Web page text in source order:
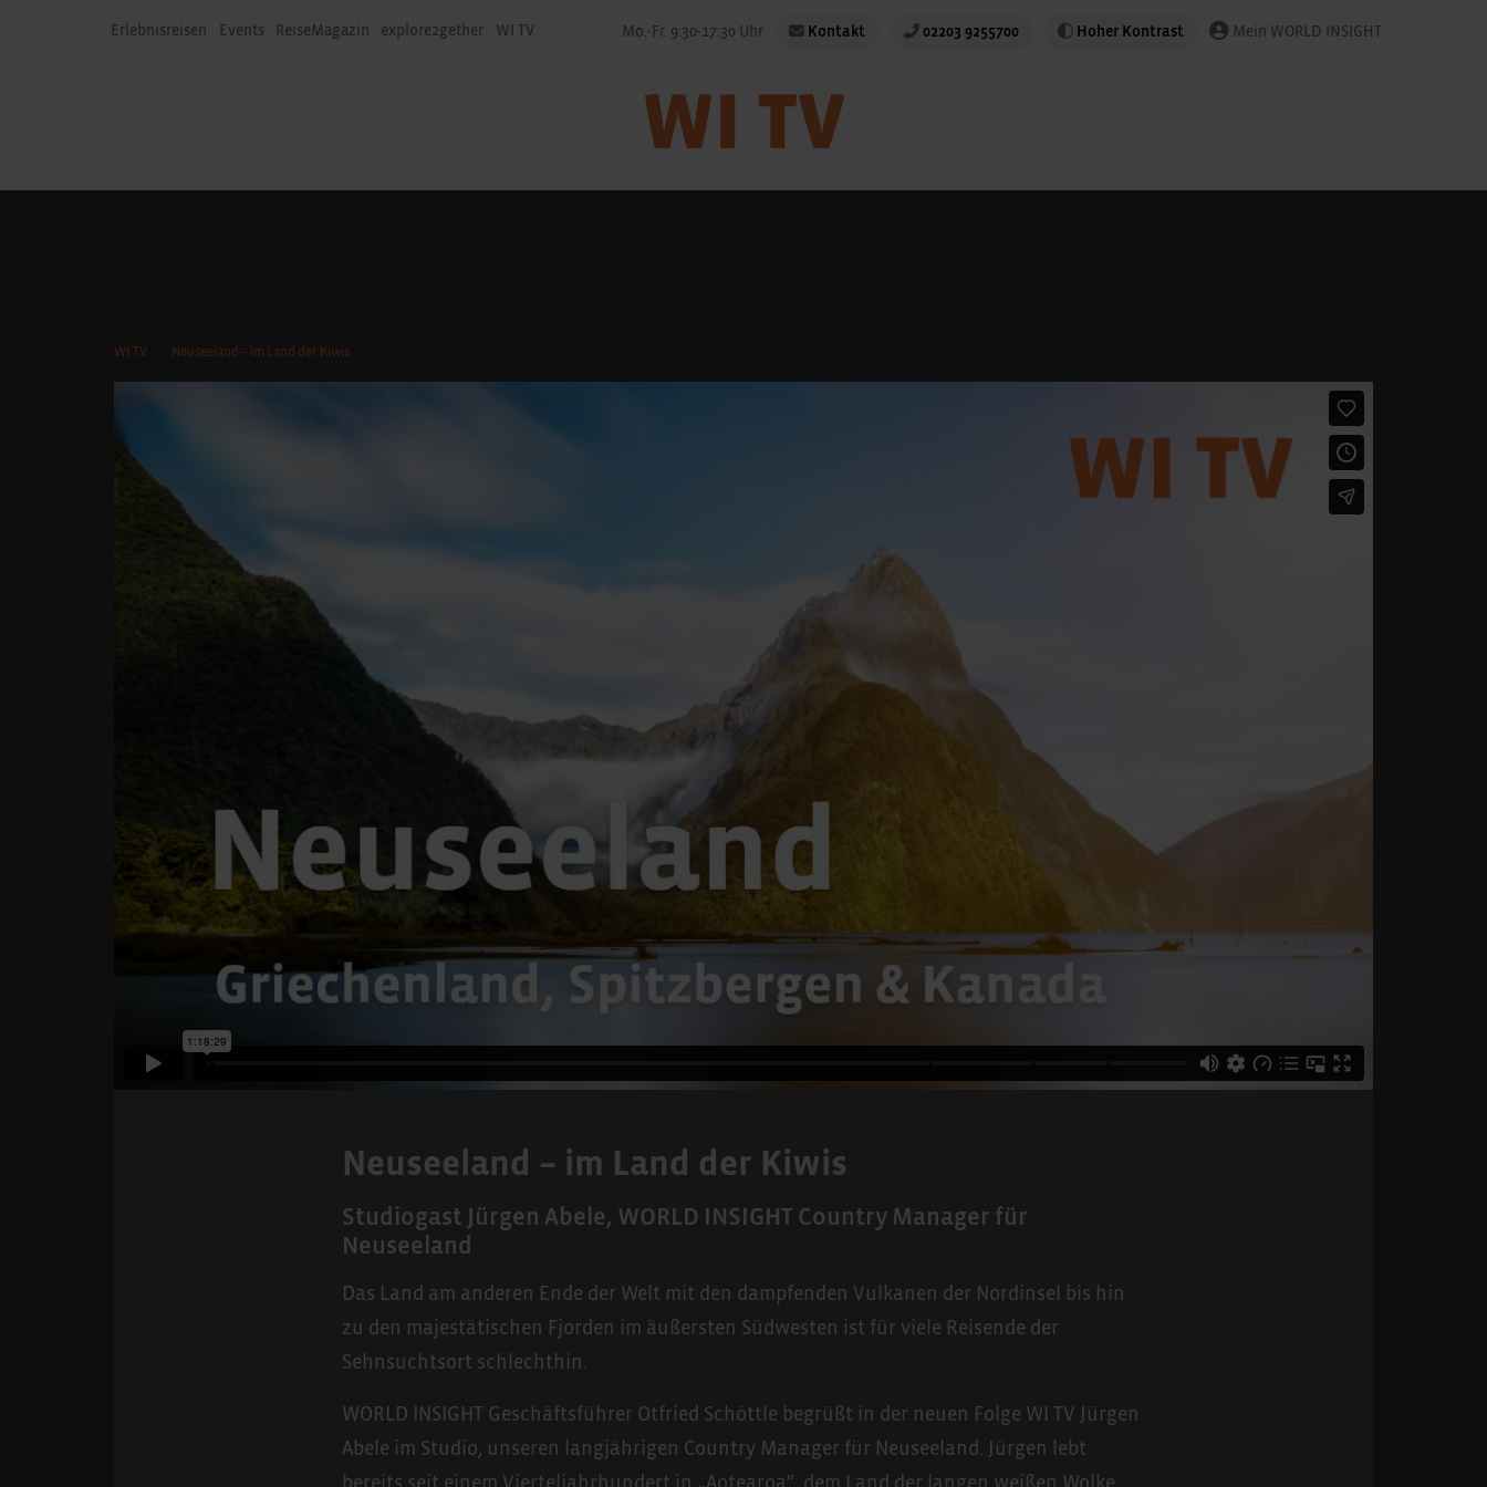
Erlebnisreisen Events ReiseMagazin explore2gether WI TV Mo.-Fr. 9:30-17:30 Uhr Kontakt 02203 9255700 Hoher Kontrast Mein WORLD INSIGHT
WI TV Neuseeland – im Land der Kiwis
Neuseeland – im Land der Kiwis
Studiogast Jürgen Abele, WORLD INSIGHT Country Manager für
Neuseeland
Das Land am anderen Ende der Welt mit den dampfenden Vulkanen der Nordinsel bis hin
zu den majestätischen Fjorden im äußersten Südwesten ist für viele Reisende der
Sehnsuchtsort schlechthin.
WORLD INSIGHT Geschäftsführer Otfried Schöttle begrüßt in der neuen Folge WI TV Jürgen
Abele im Studio, unseren langjährigen Country Manager für Neuseeland. Jürgen lebt